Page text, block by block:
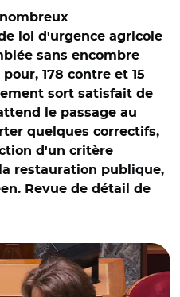
loi d'urgence agricole
sans encombre
178 contre et 15
sort satisfait de
le passage au
quelques correctifs,
d'un critère
restauration publique,
Revue de détail de
/ Annie Genevard le